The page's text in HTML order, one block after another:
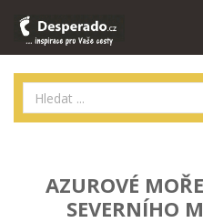
AZUROVÉ
SEVERNÍHO